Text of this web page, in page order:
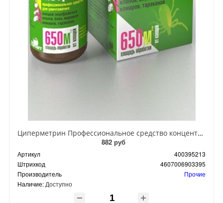
Циперметрин Профессиональное средство концентрат эмульсии 25% для уничтожения тараканов, мух,комаров, блох, клопов, муравьев, ос 50 мл
882 руб
Артикул
400395213
Штрихкод
4607006903395
Производитель
Прочие
Наличие: Доступно